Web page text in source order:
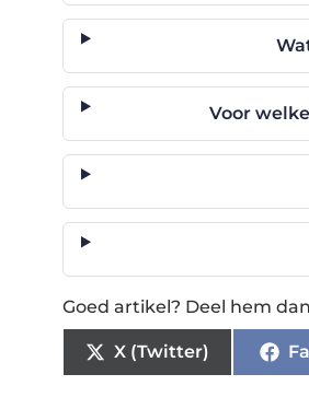
Voor
Goed artikel? Deel hem
X (Twitter)